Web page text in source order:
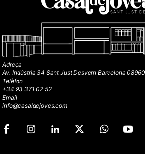
Adreça
Av. Indústria 34 Sant Just Desvern Barcelona 08960
Telèfon
+34 93 371 02 52
Email
info@casaldejoves.com